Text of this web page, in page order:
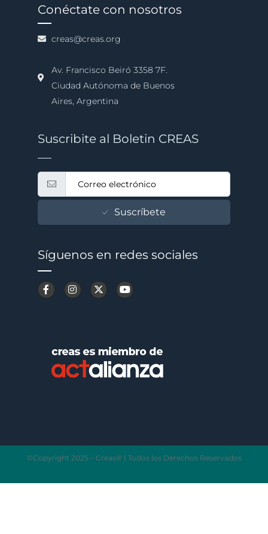
Conéctate con nosotros
creas@creas.org
Av. Francisco Beiró 3358 7F.
Ciudad Autónoma de Buenos
Aires, Argentina
Suscribite al Boletin CREAS
Suscríbete
Síguenos en redes sociales
©Copyright 2025 – Creas® | Todos los Derechos Reservados